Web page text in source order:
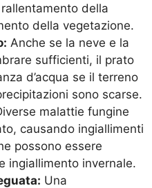
della
della vegetazione.
Anche se la neve e la
sufficienti, il prato
d’acqua se il terreno
sono scarse.
malattie fungine
causando ingiallimenti
possono essere
ingiallimento invernale.
Una